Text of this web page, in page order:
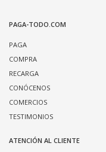
PAGA-TODO.COM
PAGA
COMPRA
RECARGA
CONÓCENOS
COMERCIOS
TESTIMONIOS
ATENCIÓN AL CLIENTE